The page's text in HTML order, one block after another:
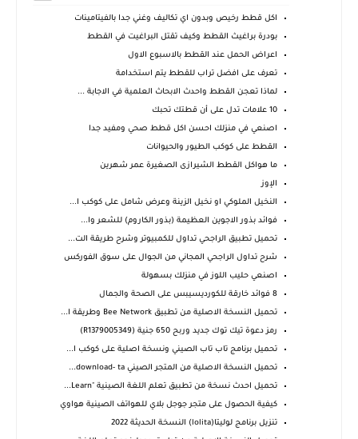
اكل قطط رخيص وبدون اي تكاليف وغني جدا بالفيتامينات
بودرة براغيث القطط وكيف تقتل البراغيت في القطط
اعراض الحمل عند القطط بالاسبوع الاول
تعرف على افضل تراب للقطط يتم استخدامة
لماذا تعجن القطط واحدث الابحاث العلمية في الاجابة ...
10 علامات تدل على أن قطتك تحبك
اصنعي في منزلك احسن اكل قطط صحي ومفيد جدا
القطط على كوكب الطيور والحيوانات
ما هواكل القطط الشيرازى الصغيرة عمر شهرين
الإوز
النخيل الملوكي او نخيل الزينة وعرض شامل على كوكب ا...
فوائد بذور الاجوين العظيمة (بذور الكاروم) للشعر وا...
تحميل تطبيق الراجحي تداول للكمبيوتر وشرح طريقة الت...
شرح تداول الراجحي المجاني من الجوال على سوق الفوركس
اصنعي حليب اللوز في منزلك بسهولة
8 فوائد خارقة للكورديسيبس على الصحة والجمال
تحميل النسخة الاصلية من تطبيق Bee Network وطريقة ا...
رمز دعوة تيك توك جديد وربح 650 جنية (R1379005349)
تحميل برنامج تاب تاب الصيني ونسخة اصلية على كوكب ا...
تحميل النسخة الاصلية من المتجر الصيني download- ta...
تحميل احدث نسخة من تطبيق تعلم اللغة الصينية "Learn...
كيفية الحصول على متجر جوجل بلاي للهواتف الصينية هواوي
تنزيل برنامج لوليتا(lolita) النسخة الحديثة 2022